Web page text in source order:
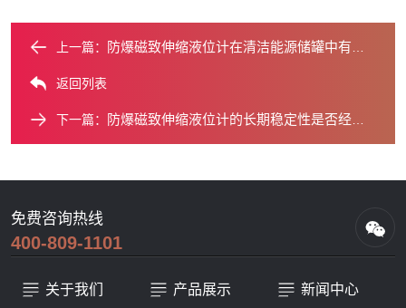
上一篇： 防爆磁致伸缩液位计在清洁能源储罐中有哪些创新应用？
返回列表
下一篇： 防爆磁致伸缩液位计的长期稳定性是否经得起时间考验？
免费咨询热线
400-809-1101
关于我们 产品展示 新闻中心